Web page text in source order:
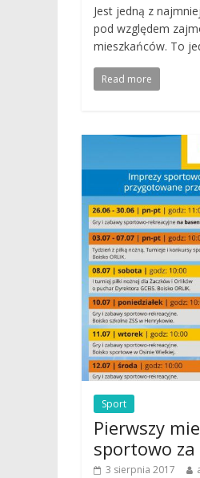
Jest jedną z
pod względem
mieszkańców. To
Read more
Sport
Pierwszy
sportowo
3 sierpnia 2017